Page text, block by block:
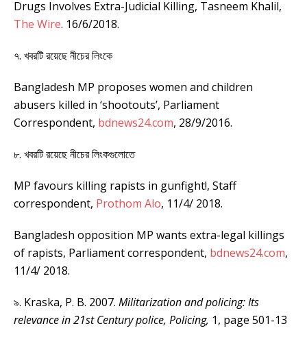
Drugs Involves Extra-Judicial Killing, Tasneem Khalil,
The Wire. 16/6/2018.
৭. খবরটি রয়েছে নীচের লিংকে
Bangladesh MP proposes women and children
abusers killed in ‘shootouts’, Parliament
Correspondent, bdnews24.com, 28/9/2016.
৮. খবরটি রয়েছে নীচের লিংকগুলোতে
MP favours killing rapists in gunfight!, Staff
correspondent, Prothom Alo, 11/4/ 2018.
Bangladesh opposition MP wants extra-legal killings
of rapists, Parliament correspondent, bdnews24.com,
11/4/ 2018.
৯. Kraska, P. B. 2007. Militarization and policing: Its
relevance in 21st Century police, Policing, 1, page 501-13